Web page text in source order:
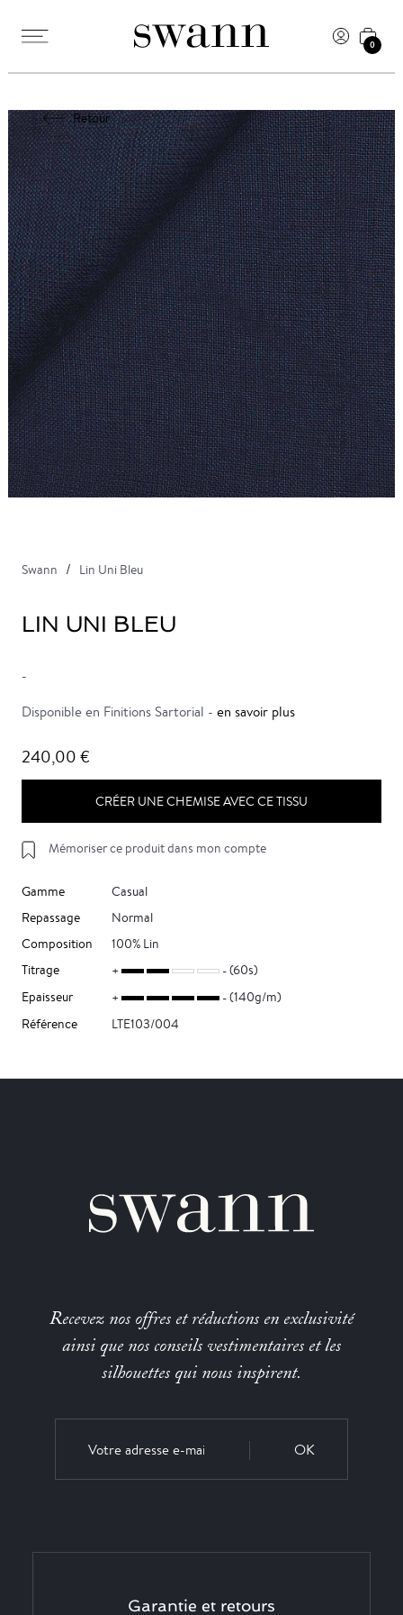
0
Retour
Swann Lin Uni Bleu
LIN UNI BLEU
-
Disponible en Finitions Sartorial - en savoir plus
240,00 €
CRÉER UNE CHEMISE AVEC CE TISSU
Mémoriser ce produit dans mon compte
Gamme
Casual
Repassage
Normal
Composition
100% Lin
Titrage
(60s)
Epaisseur
(140g/m)
Référence
LTE103/004
Recevez nos offres et réductions en exclusivité
ainsi que nos conseils vestimentaires et les
silhouettes qui nous inspirent.
OK
Garantie et retours